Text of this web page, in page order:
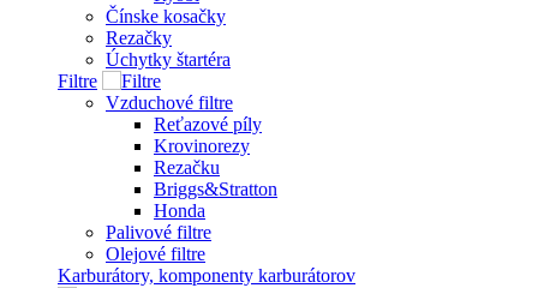
Čínske kosačky
Rezačky
Úchytky štartéra
Filtre
Vzduchové filtre
Reťazové píly
Krovinorezy
Rezačku
Briggs&Stratton
Honda
Palivové filtre
Olejové filtre
Karburátory, komponenty karburátorov